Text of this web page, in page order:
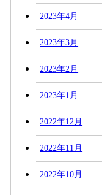
2023年4月
2023年3月
2023年2月
2023年1月
2022年12月
2022年11月
2022年10月